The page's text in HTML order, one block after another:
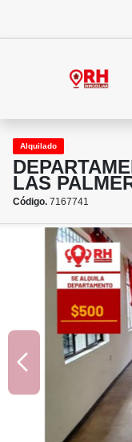
Alquilado
LAS
Código. 7167741